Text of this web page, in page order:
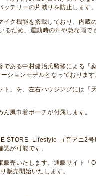
ッテリーの片減りを防止します
イク機能を搭載しており、内蔵
るため、運動時の汗や急な雨
ある中村健治氏監修による「
ションモデルとなっております
ト」を、左右ハウジングには「
風巾着ポーチが付属します。
STORE -Lifestyle- （音アニ2号
が可能です。
売いたします。通販サイト「
販売開始いたします。